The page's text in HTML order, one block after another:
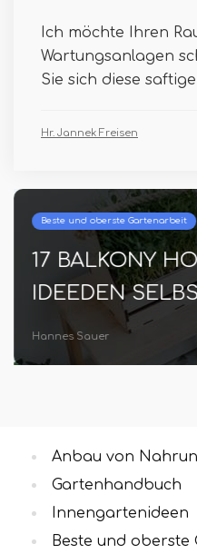
Ich möchte Ihren
Wartungsanlagen
Sie sich diese
Hr. Jannek Freisen
Beste und oberste Gartenarbeit
17 BALKONY
IDEEDEN
Hannes Sauer
Anbau von
Gartenhandbuch
Innengartenideen
Beste und